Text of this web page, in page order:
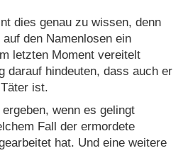
dies genau zu wissen, denn
den Namenlosen ein
letzten Moment vereitelt
darauf hindeuten, dass auch er
ist.
wenn es gelingt
Fall der ermordete
hat. Und eine weitere